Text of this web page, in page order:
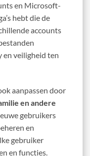
en Microsoft-
hebt die de
accounts
en veiligheid ten
aanpassen door
en andere
gebruikers
en
gebruiker
en functies.